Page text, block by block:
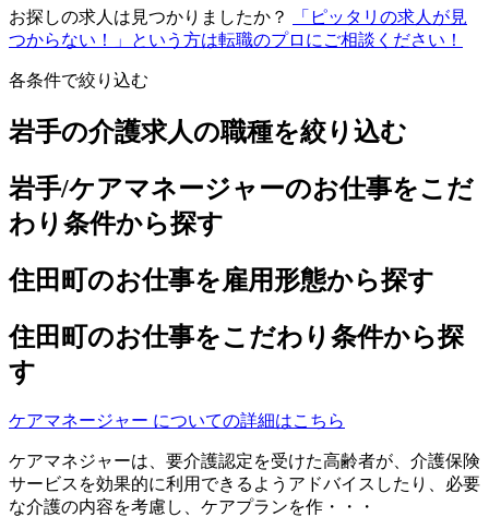
お探しの求人は見つかりましたか？
「ピッタリの求人が見
つからない！」という方は転職のプロにご相談ください！
各条件で絞り込む
岩手の介護求人の職種を絞り込む
岩手/ケアマネージャーのお仕事をこだ
わり条件から探す
住田町のお仕事を雇用形態から探す
住田町のお仕事をこだわり条件から探
す
ケアマネージャー についての詳細はこちら
ケアマネジャーは、要介護認定を受けた高齢者が、介護保険
サービスを効果的に利用できるようアドバイスしたり、必要
な介護の内容を考慮し、ケアプランを作・・・